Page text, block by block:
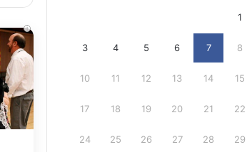
i
1
3 4 5 6 7 8
10 11 12 13 14 15
17 18 19 20 21 22
24 25 26 27 28 29